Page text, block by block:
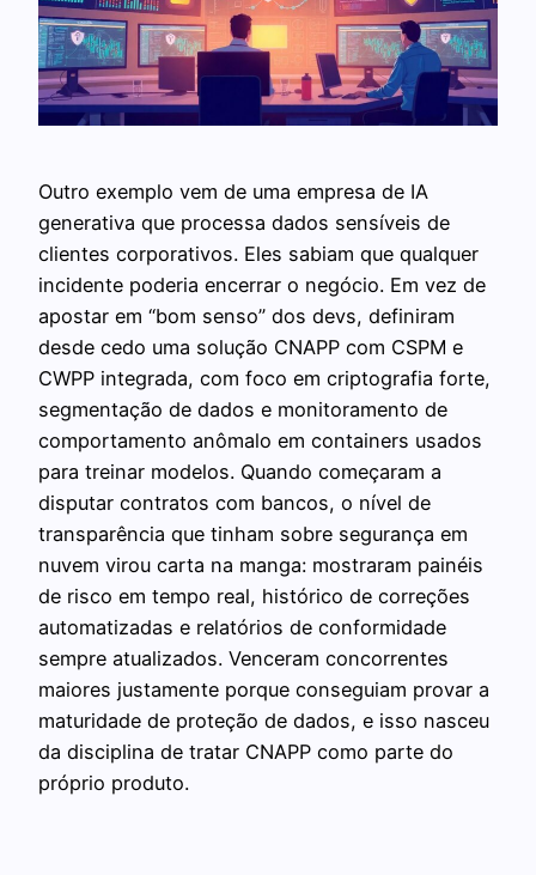
Outro exemplo vem de uma empresa de IA
generativa que processa dados sensíveis de
clientes corporativos. Eles sabiam que qualquer
incidente poderia encerrar o negócio. Em vez de
apostar em “bom senso” dos devs, definiram
desde cedo uma solução CNAPP com CSPM e
CWPP integrada, com foco em criptografia forte,
segmentação de dados e monitoramento de
comportamento anômalo em containers usados
para treinar modelos. Quando começaram a
disputar contratos com bancos, o nível de
transparência que tinham sobre segurança em
nuvem virou carta na manga: mostraram painéis
de risco em tempo real, histórico de correções
automatizadas e relatórios de conformidade
sempre atualizados. Venceram concorrentes
maiores justamente porque conseguiam provar a
maturidade de proteção de dados, e isso nasceu
da disciplina de tratar CNAPP como parte do
próprio produto.